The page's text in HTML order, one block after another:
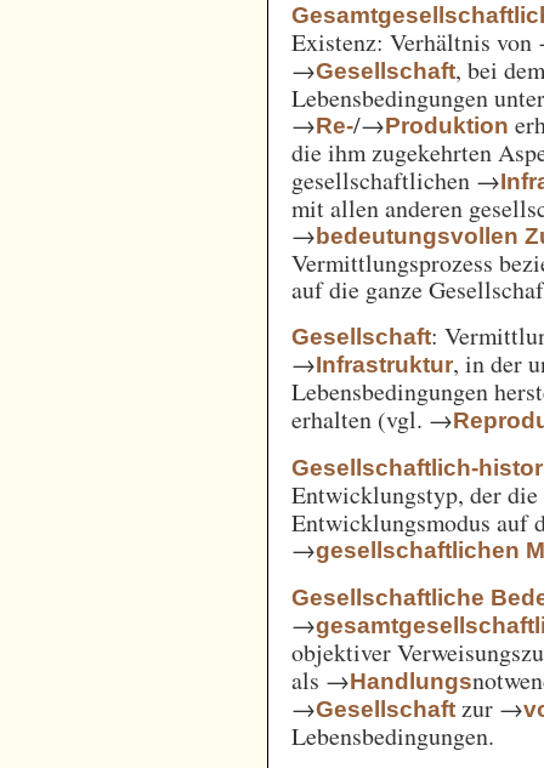
Existenz: Verhältnis
→Gesellschaft, bei
Lebensbedingungen
→Re-/→Produktion
die ihm zugekehrten
gesellschaftlichen →
mit allen anderen
→bedeutungsvollen
Vermittlungsprozess
auf die ganze
Gesellschaft:
→Infrastruktur, in der
Lebensbedingungen
erhalten (vgl. →
Gesellschaftlich-
Entwicklungstyp, der
Entwicklungsmodus auf
→gesellschaftlichen
Gesellschaftliche
→
objektiver
als →Handlungs
→Gesellschaft zur →
Lebensbedingungen.